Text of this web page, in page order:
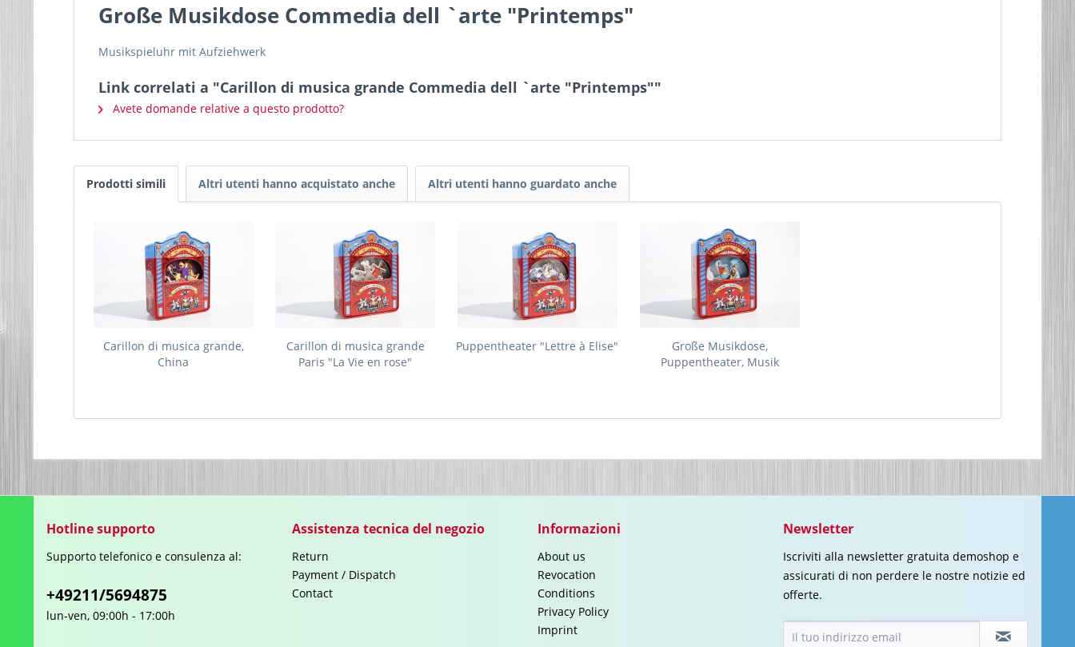
Große Musikdose Commedia dell `arte "Printemps"
Musikspieluhr mit Aufziehwerk
Link correlati a "Carillon di musica grande Commedia dell `arte "Printemps""
Avete domande relative a questo prodotto?
Prodotti simili Altri utenti hanno acquistato anche Altri utenti hanno guardato anche
Carillon di musica grande,
China
Carillon di musica grande
Paris "La Vie en rose"
Puppentheater "Lettre à Elise"
Große Musikdose,
Puppentheater, Musik
Hotline supporto
Supporto telefonico e consulenza al:
+49211/5694875
lun-ven, 09:00h - 17:00h
Assistenza tecnica del negozio
Return
Payment / Dispatch
Contact
Informazioni
About us
Revocation
Conditions
Privacy Policy
Imprint
Newsletter
Iscriviti alla newsletter gratuita demoshop e
assicurati di non perdere le nostre notizie ed
offerte.